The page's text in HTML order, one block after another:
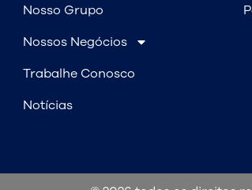
Nosso Grupo
Nossos Negócios
Trabalhe Conosco
Notícias